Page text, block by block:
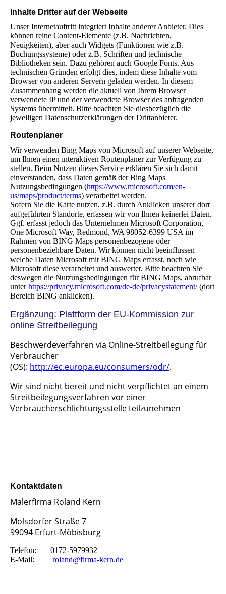
Inhalte Dritter auf der Webseite
Unser Internetauftritt integriert Inhalte anderer Anbieter. Dies
können reine Content-Elemente (z.B. Nachrichten,
Neuigkeiten), aber auch Widgets (Funktionen wie z.B.
Buchungssysteme) oder z.B. Schriften und technische
Bibliotheken sein. Dazu gehören auch Google Fonts. Aus
technischen Gründen erfolgt dies, indem diese Inhalte vom
Browser von anderen Servern geladen werden. In diesem
Zusammenhang werden die aktuell von Ihrem Browser
verwendete IP und der verwendete Browser des anfragenden
Systems übermittelt. Bitte beachten Sie diesbezüglich die
jeweiligen Datenschutzerklärungen der Drittanbieter.
Routenplaner
Wir verwenden Bing Maps von Microsoft auf unserer Webseite,
um Ihnen einen interaktiven Routenplaner zur Verfügung zu
stellen. Beim Nutzen dieses Service erklären Sie sich damit
einverstanden, dass Daten gemäß der Bing Maps
Nutzungsbedingungen (https://www.microsoft.com/en-
us/maps/product/terms) verarbeitet werden.
Sofern Sie die Karte nutzen, z.B. durch Anklicken unserer dort
aufgeführten Standorte, erfassen wir von Ihnen keinerlei Daten.
Ggf. erfasst jedoch das Unternehmen Microsoft Corporation,
One Microsoft Way, Redmond, WA 98052-6399 USA im
Rahmen von BING Maps personenbezogene oder
personenbeziehbare Daten. Wir können nicht beeinflussen
welche Daten Microsoft mit BING Maps erfasst, noch wie
Microsoft diese verarbeitet und auswertet. Bitte beachten Sie
deswegen die Nutzungsbedingungen für BING Maps, abrufbar
unterhttps://privacy.microsoft.com/de-de/privacystatement/(dort
Bereich BING anklicken).
Ergänzung: Plattform der EU-Kommission zur
online Streitbeilegung
Beschwerdeverfahren via Online-Streitbeilegung für
Verbraucher
(OS): http://ec.europa.eu/consumers/odr/.
Wir sind nicht bereit und nicht verpflichtet an einem
Streitbeilegungsverfahren vor einer
Verbraucherschlichtungsstelle teilzunehmen
Kontaktdaten
Malerfirma Roland Kern
Molsdorfer Straße 7
99094 Erfurt-Möbisburg
Telefon: 0172-5979932
E-Mail: roland@firma-kern.de